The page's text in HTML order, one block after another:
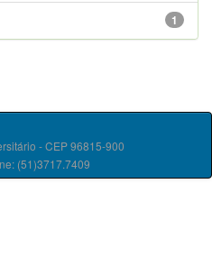
1
- CEP 96815-900
(51)3717.7409